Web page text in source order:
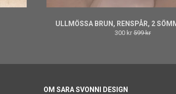
ULLMÖSSA BRUN, RENSPÅR, 2
300 kr 599 kr
OM SARA SVONNI DESIGN